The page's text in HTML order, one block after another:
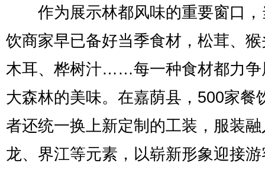
作为展示林都风味的重要窗口，
饮商家早已备好当季食材，松茸、
木耳、桦树汁……每一种食材都力争
大森林的美味。在嘉荫县，500家餐
者还统一换上新定制的工装，服装
龙、界江等元素，以崭新形象迎接